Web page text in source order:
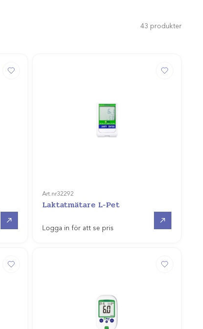
43 produkter
Art.nr32292
Laktatmätare L-Pet
Logga in för att se pris